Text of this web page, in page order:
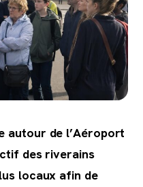
autour de l’Aéroport
des riverains
locaux afin de